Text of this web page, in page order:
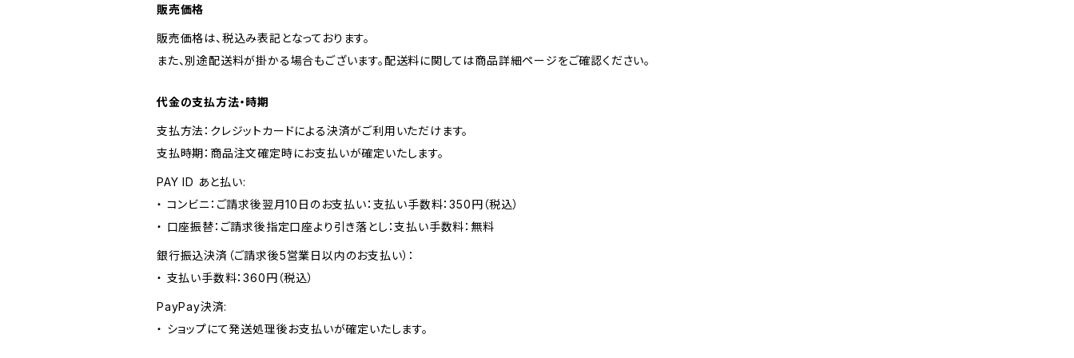
販売価格
販売価格は、税込み表記となっております。
また、別途配送料が掛かる場合もございます。配送料に関しては商品詳細ページをご確認ください。
代金の支払方法・時期
支払方法：クレジットカードによる決済がご利用いただけます。
支払時期：商品注文確定時にお支払いが確定いたします。
PAY ID あと払い:
・ コンビニ：ご請求後翌月10日のお支払い：支払い手数料：350円（税込）
・ 口座振替：ご請求後指定口座より引き落とし：支払い手数料：無料
銀行振込決済（ご請求後5営業日以内のお支払い）：
・ 支払い手数料：360円（税込）
PayPay決済:
・ ショップにて発送処理後お支払いが確定いたします。